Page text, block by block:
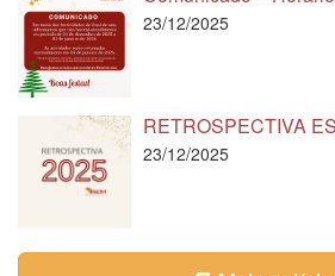
23/12/2025
RETROSPECTIVA
23/12/2025